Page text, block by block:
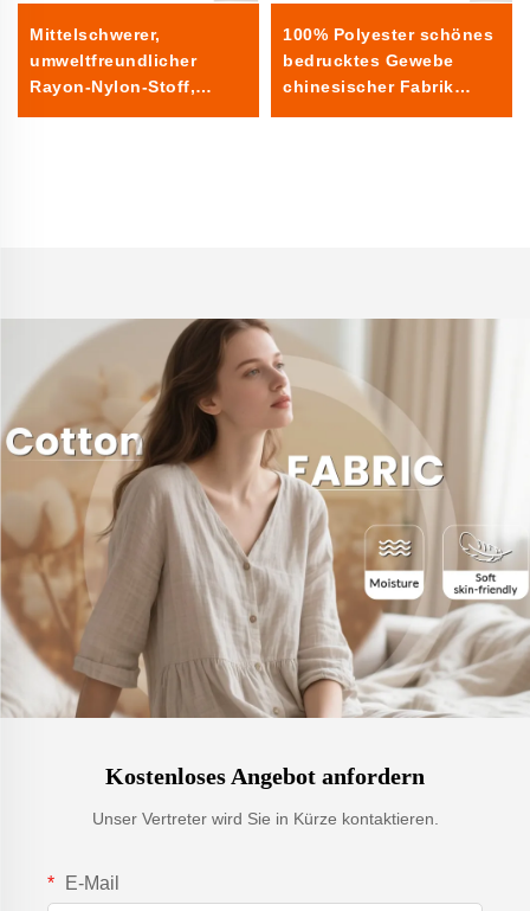
Mittelschwerer,
umweltfreundlicher
Rayon-Nylon-Stoff,
individuelle Farben,
100% Polyester schönes
bedrucktes Gewebe
chinesischer Fabrik
leicht glatt für
Kostenloses Angebot anfordern
Unser Vertreter wird Sie in Kürze kontaktieren.
E-Mail